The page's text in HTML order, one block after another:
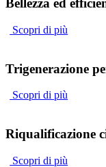
Bellezza ed
Scopri di più
Trigenerazione
Scopri di più
Riqualificazione
Scopri di più